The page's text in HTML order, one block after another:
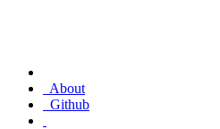
About
Github